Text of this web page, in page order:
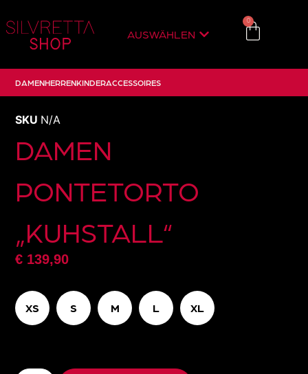
AUSWÄHLEN
0
DAMENHERRENKINDERACCESSOIRES
SKU N/A
DAMEN
PONTETORTO
„KUHSTALL“
€ 139,90
XS S M L XL